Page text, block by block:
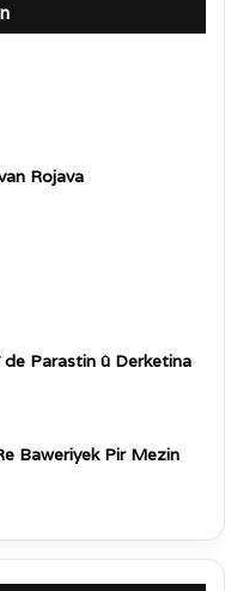
Rojava
de Parastin û Derketina
Baweriyek Pir Mezin